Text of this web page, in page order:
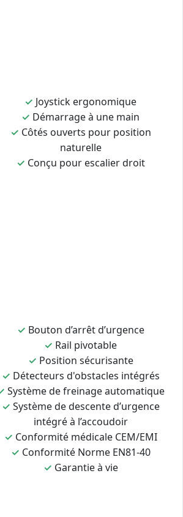
✓ Joystick ergonomique
✓ Démarrage à une main
✓ Côtés ouverts pour position
naturelle
✓ Conçu pour escalier droit
✓ Bouton d’arrêt d’urgence
✓ Rail pivotable
✓ Position sécurisante
✓ Détecteurs d'obstacles intégrés
Système de freinage automatique
✓ Système de descente d’urgence
intégré à l’accoudoir
✓ Conformité médicale CEM/EMI
✓ Conformité Norme EN81-40
✓ Garantie à vie